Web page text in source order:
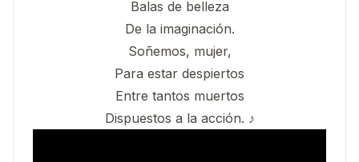
Balas de belleza
De la imaginación.
Soñemos, mujer,
Para estar despiertos
Entre tantos muertos
Dispuestos a la acción. ♪